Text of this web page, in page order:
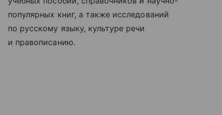
популярных книг, а также исследований
по русскому языку, культуре речи
и правописанию.